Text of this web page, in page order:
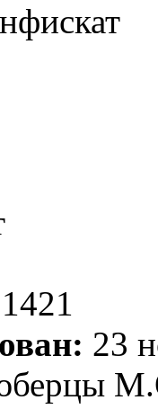
1421
23